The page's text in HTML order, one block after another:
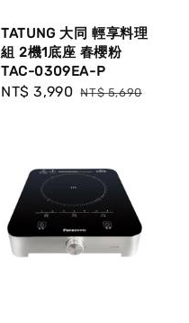
TATUNG 大同 輕享料理
組 2機1底座 春櫻粉
TAC-0309EA-P
Sale
NT$ 3,990 Regular
NT$ 5,690